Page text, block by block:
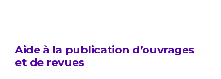
Aide à la publication d’ouvrages
et de revues